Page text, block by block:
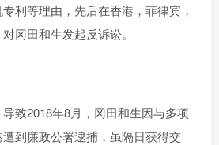
利等理由，先后在香港，菲律宾，
冈田和生发起反诉讼。
致2018年8月，冈田和生因与多项
到廉政公署逮捕，虽隔日获得交